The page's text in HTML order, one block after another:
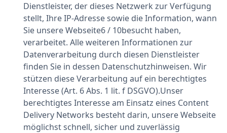
Dienstleister, der dieses Netzwerk zur Verfügung
stellt, Ihre IP-Adresse sowie die Information, wann
Sie unsere Webseite6 / 10besucht haben,
verarbeitet. Alle weiteren Informationen zur
Datenverarbeitung durch diesen Dienstleister
finden Sie in dessen Datenschutzhinweisen. Wir
stützen diese Verarbeitung auf ein berechtigtes
Interesse (Art. 6 Abs. 1 lit. f DSGVO).Unser
berechtigtes Interesse am Einsatz eines Content
Delivery Networks besteht darin, unsere Webseite
möglichst schnell, sicher und zuverlässig